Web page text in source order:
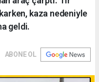
kaza nedeniyle
geldi.
ABONE OL